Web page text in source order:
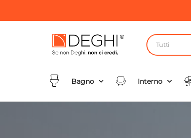
Tutti
Bagno Interno